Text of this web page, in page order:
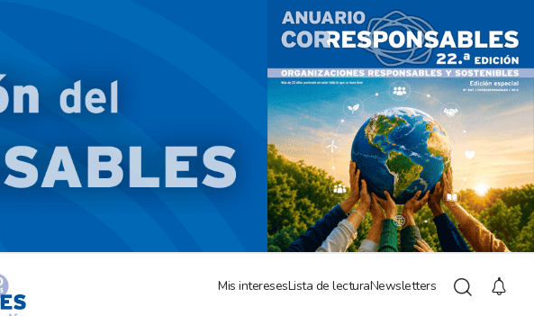
Mis interesesLista de lecturaNewsletters